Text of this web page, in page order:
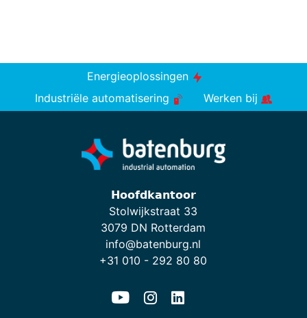
Energieoplossingen
Industriële automatisering
Werken bij
𝗛𝗼𝗼𝗳𝗱𝗸𝗮𝗻𝘁𝗼𝗼𝗿
Stolwijkstraat 33
3079 DN Rotterdam
info@batenburg.nl
+31 010 - 292 80 80